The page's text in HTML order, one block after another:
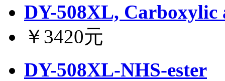
DY-508XL, Carboxylic
￥3420元
DY-508XL-NHS-ester